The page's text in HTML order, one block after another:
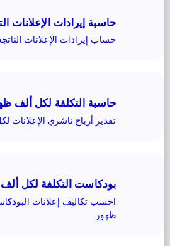
حاسبة إيرادات الإعلانات
حساب إيرادات الإعلانات
حاسبة التكلفة لكل ألف
تقدير أرباح ناشري الإعلانات
بودكاست التكلفة لكل
احسب تكاليف إعلانات
ظهور.